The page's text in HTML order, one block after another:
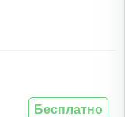
Бесплатно